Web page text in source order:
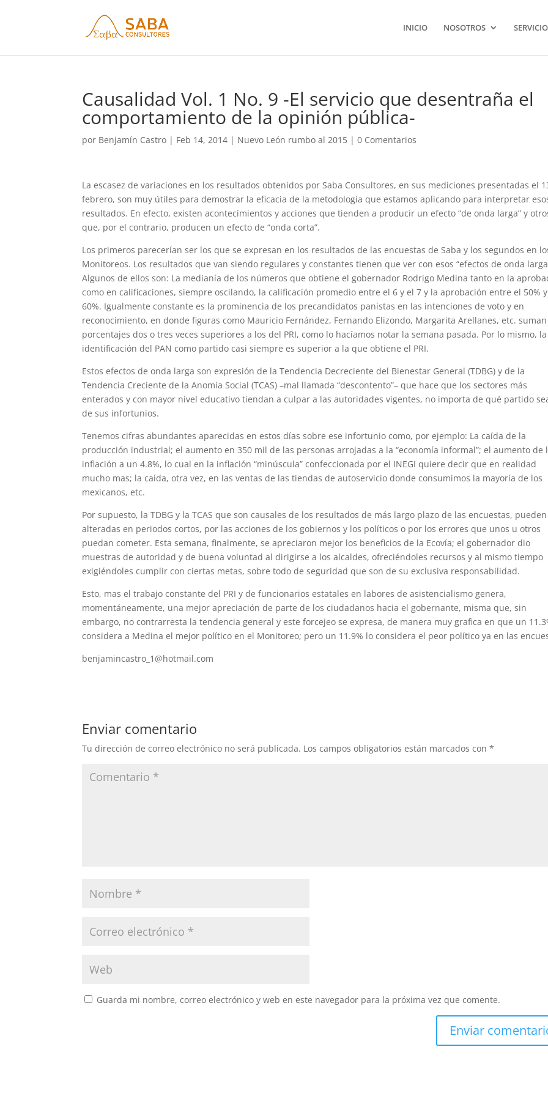
INICIO NOSOTROS
Causalidad Vol. 1 No. 9 -El servicio que desentraña el
comportamiento de la opinión pública-
por Benjamín Castro | Feb 14, 2014 | Nuevo León rumbo al 2015 |0 Comentarios
La escasez de variaciones en los resultados obtenidos por Saba Consultores, en sus mediciones presentadas el
febrero, son muy útiles para demostrar la eficacia de la metodología que estamos aplicando para interpretar
resultados. En efecto, existen acontecimientos y acciones que tienden a producir un efecto “de onda larga” y
que, por el contrario, producen un efecto de “onda corta”.
Los primeros parecerían ser los que se expresan en los resultados de las encuestas de Saba y los segundos en
Monitoreos. Los resultados que van siendo regulares y constantes tienen que ver con esos “efectos de onda
Algunos de ellos son: La medianía de los números que obtiene el gobernador Rodrigo Medina tanto en la
como en calificaciones, siempre oscilando, la calificación promedio entre el 6 y el 7 y la aprobación entre el 50%
60%. Igualmente constante es la prominencia de los precandidatos panistas en las intenciones de voto y en
reconocimiento, en donde figuras como Mauricio Fernández, Fernando Elizondo, Margarita Arellanes, etc. suman
porcentajes dos o tres veces superiores a los del PRI, como lo hacíamos notar la semana pasada. Por lo mismo, la
identificación del PAN como partido casi siempre es superior a la que obtiene el PRI.
Estos efectos de onda larga son expresión de la Tendencia Decreciente del Bienestar General (TDBG) y de la
Tendencia Creciente de la Anomia Social (TCAS) –mal llamada “descontento”– que hace que los sectores más
enterados y con mayor nivel educativo tiendan a culpar a las autoridades vigentes, no importa de qué partido
de sus infortunios.
Tenemos cifras abundantes aparecidas en estos días sobre ese infortunio como, por ejemplo: La caída de la
producción industrial; el aumento en 350 mil de las personas arrojadas a la “economía informal”; el aumento de
inflación a un 4.8%, lo cual en la inflación “minúscula” confeccionada por el INEGI quiere decir que en realidad
mucho mas; la caída, otra vez, en las ventas de las tiendas de autoservicio donde consumimos la mayoría de los
mexicanos, etc.
Por supuesto, la TDBG y la TCAS que son causales de los resultados de más largo plazo de las encuestas,
alteradas en periodos cortos, por las acciones de los gobiernos y los políticos o por los errores que unos u otros
puedan cometer. Esta semana, finalmente, se apreciaron mejor los beneficios de la Ecovía; el gobernador dio
muestras de autoridad y de buena voluntad al dirigirse a los alcaldes, ofreciéndoles recursos y al mismo tiempo
exigiéndoles cumplir con ciertas metas, sobre todo de seguridad que son de su exclusiva responsabilidad.
Esto, mas el trabajo constante del PRI y de funcionarios estatales en labores de asistencialismo genera,
momentáneamente, una mejor apreciación de parte de los ciudadanos hacia el gobernante, misma que, sin
embargo, no contrarresta la tendencia general y este forcejeo se expresa, de manera muy grafica en que un
considera a Medina el mejor político en el Monitoreo; pero un 11.9% lo considera el peor político ya en las
benjamincastro_1@hotmail.com
Enviar comentario
Tu dirección de correo electrónico no será publicada. Los campos obligatorios están marcados con*
Guarda mi nombre, correo electrónico y web en este navegador para la próxima vez que comente.